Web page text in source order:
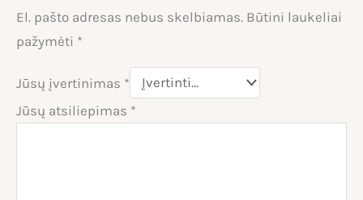
El. pašto adresas nebus skelbiamas. Būtini laukeliai
pažymėti *
Jūsų įvertinimas *
Jūsų atsiliepimas *